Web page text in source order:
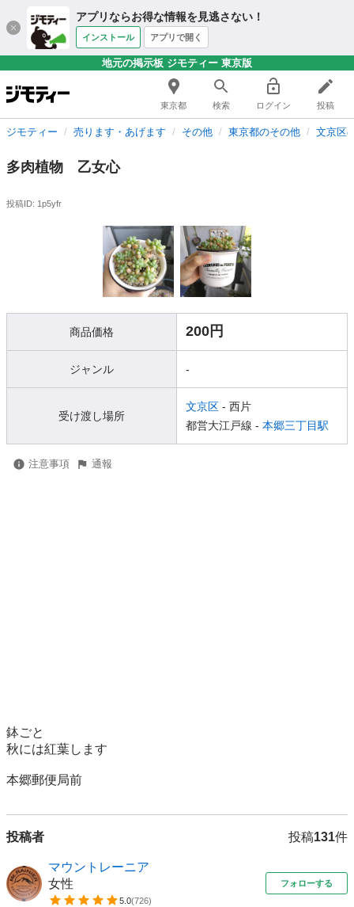
アプリならお得な情報を見逃さない！
インストール アプリで開く
地元の掲示板 ジモティー 東京版
東京都 検索 ログイン 投稿
ジモティー 売ります・あげます その他 東京都のその他 文京区
多肉植物 乙女心
投稿ID: 1p5yfr
商品価格 200円
ジャンル -
受け渡し場所
文京区 - 西片
都営大江戸線 - 本郷三丁目駅
注意事項 通報
鉢ごと
秋には紅葉します
本郷郵便局前
投稿者 投稿131件
マウントレーニア
女性
5.0(726)
フォローする